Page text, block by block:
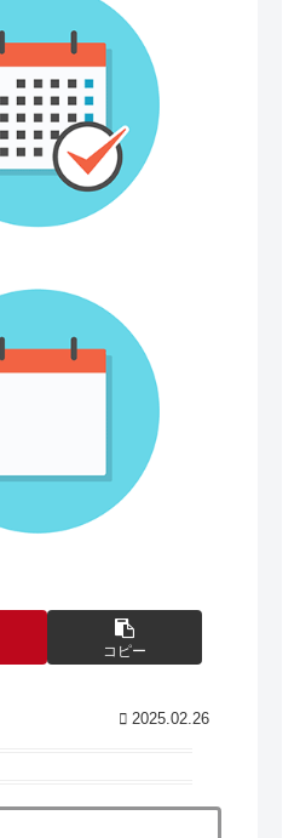
コピー
2025.02.26